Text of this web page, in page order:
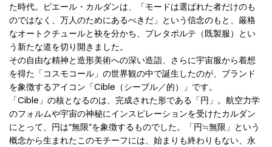
た時代。ピエール・カルダンは、「モードは選ばれた者だけのも
のではなく、万人のためにあるべきだ」という信念のもと、厳格
なオートクチュールと袂を分かち、プレタポルテ（既製服）とい
う新たな道を切り開きました。
その自由な精神と造形美術への深い造詣、さらに宇宙服から着想
を得た「コスモコール」の世界観の中で誕生したのが、ブランド
を象徴するアイコン「Cible（シーブル／的）」です。
「Cible」の核となるのは、完成された形である「円」。航空力学
のフォルムや宇宙の神秘にインスピレーションを受けたカルダン
にとって、円は“無限”を象徴するものでした。「円≒無限」という
概念から生まれたこのモチーフには、始まりも終わりもない、永